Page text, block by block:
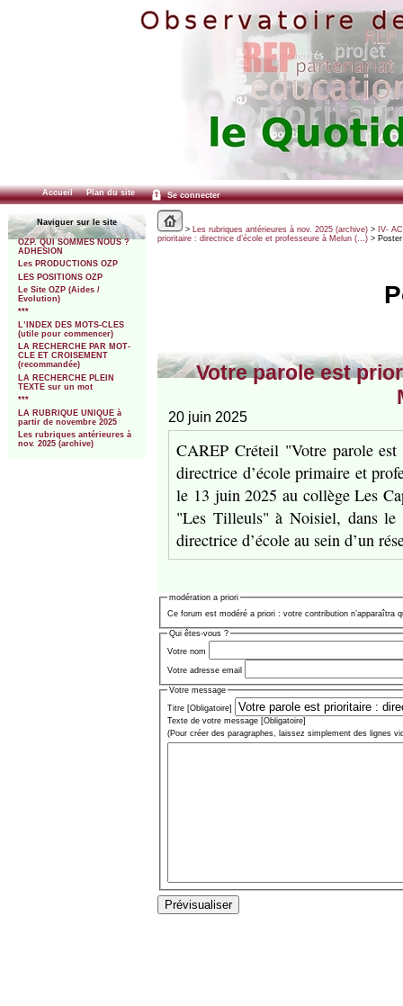
Accueil Plan du site Se connecter
Naviguer sur le site
OZP. QUI SOMMES NOUS ?
ADHESION
Les PRODUCTIONS OZP
LES POSITIONS OZP
Le Site OZP (Aides /
Evolution)
***
L’INDEX DES MOTS-CLES
(utile pour commencer)
LA RECHERCHE PAR MOT-
CLE ET CROISEMENT
(recommandée)
LA RECHERCHE PLEIN
TEXTE sur un mot
***
LA RUBRIQUE UNIQUE à
partir de novembre 2025
Les rubriques antérieures à
nov. 2025 (archive)
> Les rubriques antérieures à nov. 2025 (archive)> IV-
prioritaire : directrice d’école et professeure à Melun (…)> Poster
Votre parole est
20 juin 2025
CAREP Créteil "Votre parole
directrice d’école primaire et
le 13 juin 2025 au collège Les
"Les Tilleuls" à Noisiel, dans le
directrice d’école au sein d’un
modération a priori
Ce forum est modéré a priori : votre contribution n’apparaîtra
Qui êtes-vous ?
Votre nom
Votre adresse email
Votre message
Titre [Obligatoire]
Texte de votre message [Obligatoire]
(Pour créer des paragraphes, laissez simplement des lignes